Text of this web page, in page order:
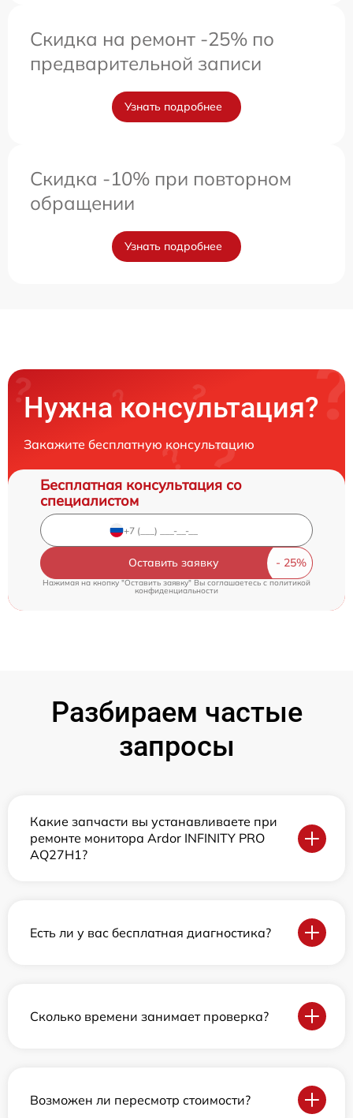
Скидка на ремонт -25% по
предварительной записи
Узнать подробнее
Скидка -10% при повторном
обращении
Узнать подробнее
Нужна консультация?
Закажите бесплатную консультацию
Бесплатная консультация со
специалистом
Оставить заявку
Нажимая на кнопку "Оставить заявку" Вы соглашаетесь cполитикой
конфиденциальности
Разбираем частые
запросы
Какие запчасти вы устанавливаете при
ремонте монитора Ardor INFINITY PRO
AQ27H1?
Есть ли у вас бесплатная диагностика?
Сколько времени занимает проверка?
Возможен ли пересмотр стоимости?